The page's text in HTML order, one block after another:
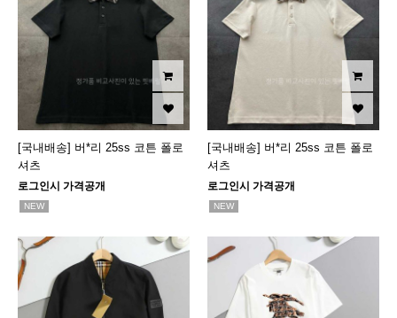
[국내배송] 버*리 25ss 코튼 폴로
셔츠
로그인시 가격공개
NEW
[국내배송] 버*리 25ss 코튼 폴로
셔츠
로그인시 가격공개
NEW